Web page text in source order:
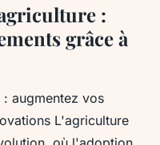
:
grâce à
augmentez vos
L'agriculture